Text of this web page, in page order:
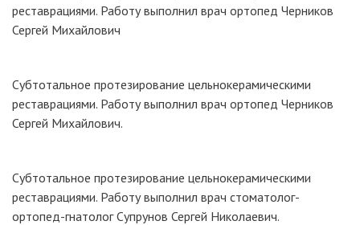
реставрациями. Работу выполнил врач ортопед Черников
Сергей Михайлович
Субтотальное протезирование цельнокерамическими
реставрациями. Работу выполнил врач ортопед Черников
Сергей Михайлович.
Субтотальное протезирование цельнокерамическими
реставрациями. Работу выполнил врач стоматолог-
ортопед-гнатолог Супрунов Сергей Николаевич.